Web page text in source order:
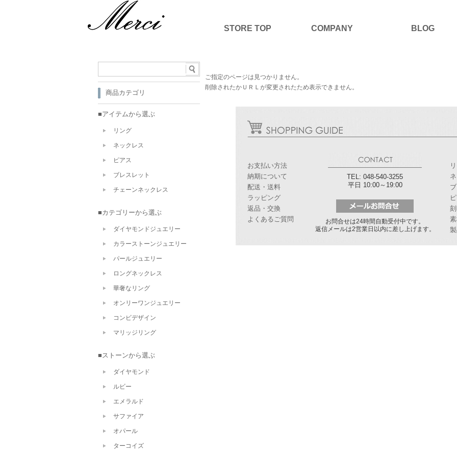
BLOG
COMPANY
STORE TOP
ご指定のページは見つかりません。
削除されたかＵＲＬが変更されたため表示できません。
お支払い方法
納期について
配送・送料
ラッピング
返品・交換
よくあるご質問
TEL: 048-540-3255
平日 10:00～19:00
お問合せは24時間自動受付中です。
返信メールは2営業日以内に差し上げます。
商品カテゴリ
■アイテムから選ぶ
リング
ネックレス
ピアス
ブレスレット
チェーンネックレス
■カテゴリーから選ぶ
ダイヤモンドジュエリー
カラーストーンジュエリー
パールジュエリー
ロングネックレス
華奢なリング
オンリーワンジュエリー
コンビデザイン
マリッジリング
■ストーンから選ぶ
ダイヤモンド
ルビー
エメラルド
サファイア
オパール
ターコイズ